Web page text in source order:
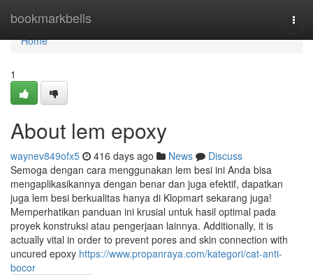
bookmarkbells
Home
Home
1
About lem epoxy
waynev849ofx5 416 days ago News
Discuss
Semoga dengan cara menggunakan lem besi ini Anda bisa
mengaplikasikannya dengan benar dan juga efektif, dapatkan
juga lem besi berkualitas hanya di Klopmart sekarang juga!
Memperhatikan panduan ini krusial untuk hasil optimal pada
proyek konstruksi atau pengerjaan lainnya. Additionally, it is
actually vital in order to prevent pores and skin connection with
uncured epoxy https://www.propanraya.com/kategori/cat-anti-
bocor